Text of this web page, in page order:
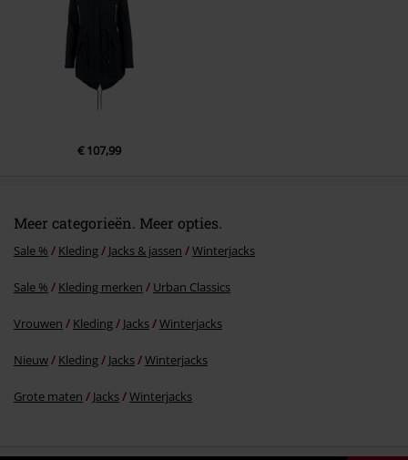
€ 107,99
Meer categorieën. Meer opties.
Sale % Kleding Jacks & jassen Winterjacks
Sale % Kleding merken Urban Classics
Vrouwen Kleding Jacks Winterjacks
Nieuw Kleding Jacks Winterjacks
Grote maten Jacks Winterjacks